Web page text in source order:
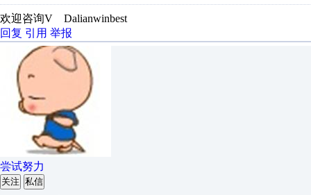
欢迎咨询V Dalianwinbest
回复 引用 举报
尝试努力
关注 私信